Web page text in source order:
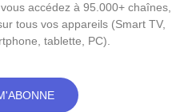
accédez à 95.000+ chaînes,
tous vos appareils (Smart TV,
tablette, PC).